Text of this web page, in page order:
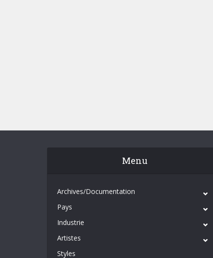
Menu
Archives/Documentation
Pays
Industrie
Artistes
Styles